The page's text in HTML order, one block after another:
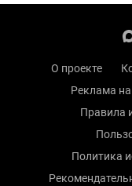
О проекте
Реклама на
Правила
Политика